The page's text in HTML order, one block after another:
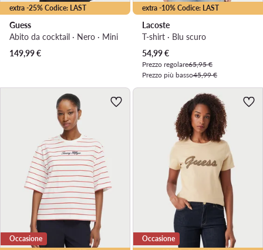
extra -25% Codice: LAST
Guess
Abito da cocktail · Nero · Mini
149,99€
extra -10% Codice: LAST
Lacoste
T-shirt · Blu scuro
Prezzo attuale
54,99€
Prezzo regolare65,95 €
Prezzo più basso45,99 €
Occasione Occasione